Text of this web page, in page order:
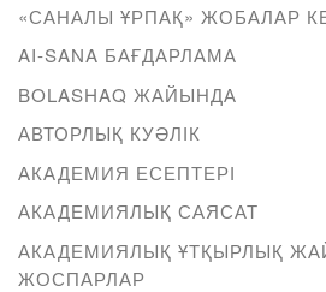
«САНАЛЫ ҰРПАҚ» ЖОБАЛАР
AI-SANA БАҒДАРЛАМА
BOLASHAQ ЖАЙЫНДА
АВТОРЛЫҚ КУӘЛІК
АКАДЕМИЯ ЕСЕПТЕРІ
АКАДЕМИЯЛЫҚ САЯСАТ
АКАДЕМИЯЛЫҚ ҰТҚЫРЛЫҚ
ЖОСПАРЛАР